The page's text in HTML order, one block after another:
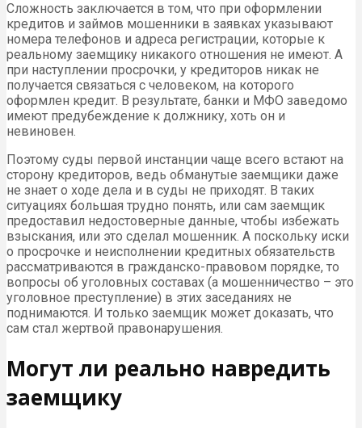
Сложность заключается в том, что при оформлении
кредитов и займов мошенники в заявках указывают
номера телефонов и адреса регистрации, которые к
реальному заемщику никакого отношения не имеют. А
при наступлении просрочки, у кредиторов никак не
получается связаться с человеком, на которого
оформлен кредит. В результате, банки и МФО заведомо
имеют предубеждение к должнику, хоть он и
невиновен.
Поэтому суды первой инстанции чаще всего встают на
сторону кредиторов, ведь обманутые заемщики даже
не знает о ходе дела и в суды не приходят. В таких
ситуациях большая трудно понять, или сам заемщик
предоставил недостоверные данные, чтобы избежать
взыскания, или это сделал мошенник. А поскольку иски
о просрочке и неисполнении кредитных обязательств
рассматриваются в гражданско-правовом порядке, то
вопросы об уголовных составах (а мошенничество – это
уголовное преступление) в этих заседаниях не
поднимаются. И только заемщик может доказать, что
сам стал жертвой правонарушения.
Могут ли реально навредить
заемщику